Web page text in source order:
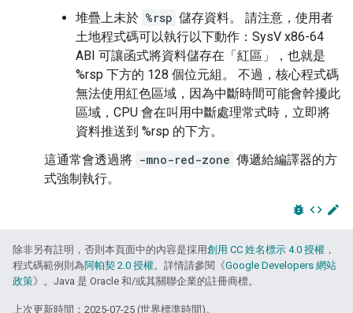
堆疊上未於 %rsp 儲存資料。 請注意，使用者
土地程式碼可以執行以下動作：SysV x86-64
ABI 可讓函式將資料儲存在「紅區」，也就是
%rsp 下方的 128 個位元組。 不過，核心程式碼
無法使用紅色區域，因為中斷時間可能會幹擾此
區域，CPU 會在叫用中斷處理常式時，立即將
資料推送到 %rsp 的下方。
這通常會透過將 -mno-red-zone 傳遞給編譯器的方
式強制執行。
bug_report code edit
除非另有註明，否則本頁面中的內容是採用創用 CC 姓名標示 4.0 授權 ，
程式碼範例則為阿帕契 2.0 授權。詳情請參閱《Google Developers 網站
政策》。Java 是 Oracle 和/或其關聯企業的註冊商標。
上次更新時間：2025-07-25 (世界標準時間)。